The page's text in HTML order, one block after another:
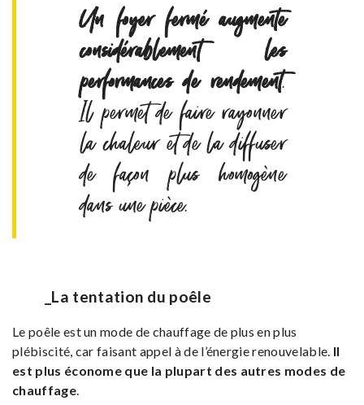
Un foyer fermé augmente
considérablement les
performances de rendement.
Il permet de faire rayonner
la chaleur et de la diffuser
de façon plus homogène
dans une pièce.
_La tentation du poêle
Le poêle est un mode de chauffage de plus en plus
plébiscité, car faisant appel à de l’énergie renouvelable. Il
est plus économe que la plupart des autres modes de
chauffage.